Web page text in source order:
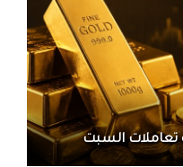
تعاملات السبت